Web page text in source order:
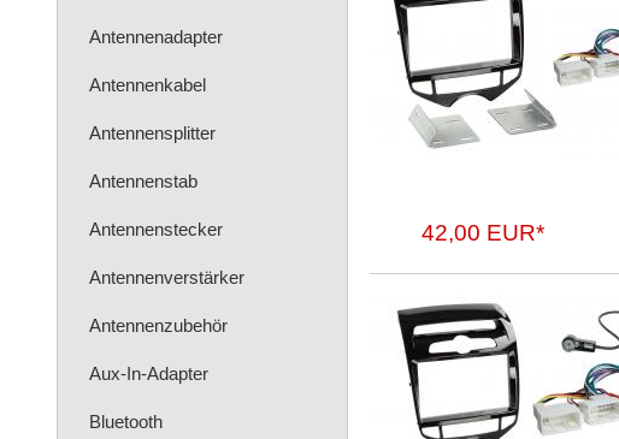
Antennenadapter
Antennenkabel
Antennensplitter
Antennenstab
Antennenstecker
Antennenverstärker
Antennenzubehör
Aux-In-Adapter
Bluetooth
42,00 EUR*